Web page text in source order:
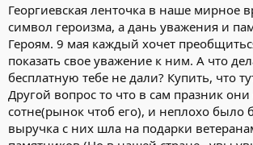
Георгиевская ленточка в наше мирное
символ героизма, а дань уважения и
Героям. 9 мая каждый хочет
показать свое уважение к ним. А что
бесплатную тебе не дали? Купить, что
Другой вопрос то что в сам празник они
сотне(рынок чтоб его), и неплохо было
выручка с них шла на подарки